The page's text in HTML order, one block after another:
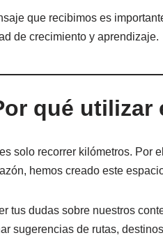
que recibimos es
de crecimiento y aprendizaje.
qué utilizar
solo recorrer kilómetros. Por
hemos creado este
tus dudas sobre nuestros
sugerencias de rutas,